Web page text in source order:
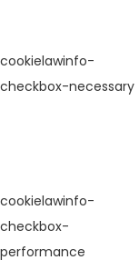
cookielawinfo-
checkbox-necessary
cookielawinfo-
checkbox-
performance